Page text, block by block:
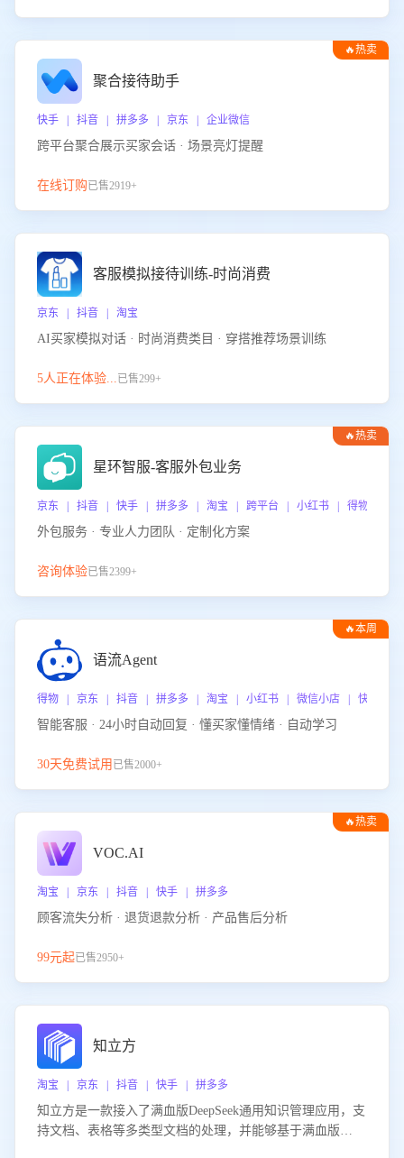
🔥热卖
聚合接待助手
快手 | 抖音 | 拼多多 | 京东 | 企业微信
跨平台聚合展示买家会话 · 场景亮灯提醒
在线订购已售2919+
客服模拟接待训练-时尚消费
京东 | 抖音 | 淘宝
AI买家模拟对话 · 时尚消费类目 · 穿搭推荐场景训练
5人正在体验...已售299+
🔥热卖
星环智服-客服外包业务
京东 | 抖音 | 快手 | 拼多多 | 淘宝 | 跨平台 | 小红书 | 得物 | 企
外包服务 · 专业人力团队 · 定制化方案
咨询体验已售2399+
🔥本周
语流Agent
得物 | 京东 | 抖音 | 拼多多 | 淘宝 | 小红书 | 微信小店 | 快手 |
智能客服 · 24小时自动回复 · 懂买家懂情绪 · 自动学习
30天免费试用 已售2000+
🔥热卖
VOC.AI
淘宝 | 京东 | 抖音 | 快手 | 拼多多
顾客流失分析 · 退货退款分析 · 产品售后分析
99元起已售2950+
知立方
淘宝 | 京东 | 抖音 | 快手 | 拼多多
知立方是一款接入了满血版DeepSeek通用知识管理应用，支
持文档、表格等多类型文档的处理，并能够基于满血版